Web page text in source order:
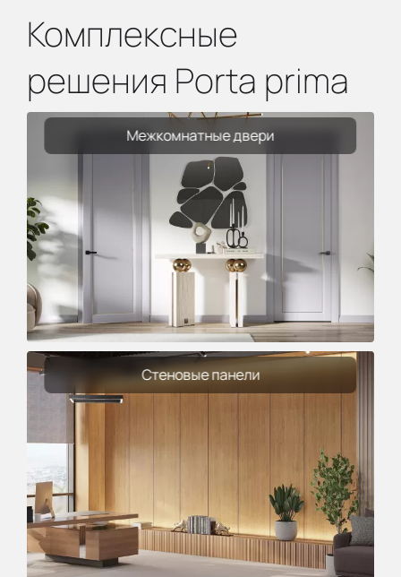
Комплексные
решения Porta prima
Межкомнатные двери
Стеновые панели